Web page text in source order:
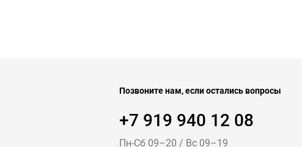
Позвоните нам, если остались вопросы
+7 919 940 12 08
Пн-Cб 09–20 / Вс 09–19